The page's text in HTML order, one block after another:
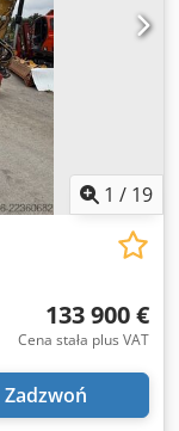
Hydrauliczne
łyżką do
tak
Długość: 8250
kg Stan:
niesprawny,
1 / 19
133 900 €
Cena stała plus VAT
Zadzwoń